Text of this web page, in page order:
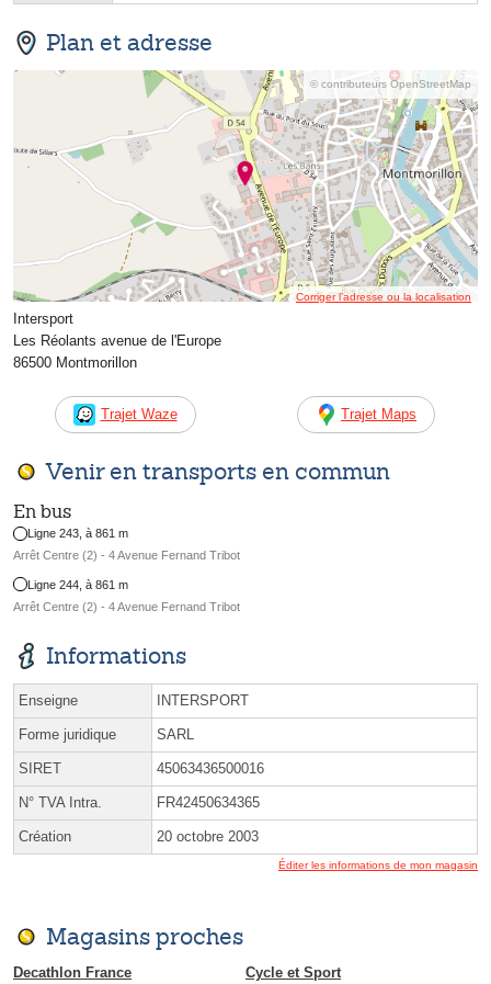
Plan et adresse
© contributeurs OpenStreetMap
Corriger l’adresse ou la localisation
Intersport
Les Réolants avenue de l'Europe
86500 Montmorillon
Trajet Waze Trajet Maps
Venir en transports en commun
En bus
Ligne 243, à 861 m
Arrêt Centre (2) - 4 Avenue Fernand Tribot
Ligne 244, à 861 m
Arrêt Centre (2) - 4 Avenue Fernand Tribot
Informations
Enseigne INTERSPORT
Forme juridique SARL
SIRET 45063436500016
N° TVA Intra. FR42450634365
Création 20 octobre 2003
Éditer les informations de mon magasin
Magasins proches
Decathlon France
Cycle et Sport